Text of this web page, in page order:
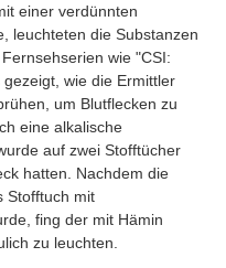
einer verdünnten
leuchteten die Substanzen
wie "CSI:
wie die Ermittler
um Blutflecken zu
eine alkalische
auf zwei Stofftücher
hatten. Nachdem die
Stofftuch mit
fing der mit Hämin
zu leuchten.